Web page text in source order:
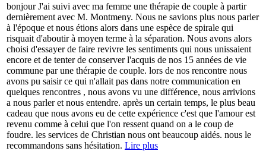
bonjour J'ai suivi avec ma femme une thérapie de couple à partir
dernièrement avec M. Montmeny. Nous ne savions plus nous parler
à l'époque et nous étions alors dans une espèce de spirale qui
risquait d'aboutir à moyen terme à la séparation. Nous avons alors
choisi d'essayer de faire revivre les sentiments qui nous unissaient
encore et de tenter de conserver l'acquis de nos 15 années de vie
commune par une thérapie de couple. lors de nos rencontre nous
avons pu saisir ce qui n'allait pas dans notre communication en
quelques rencontres , nous avons vu une différence, nous arrivions
a nous parler et nous entendre. après un certain temps, le plus beau
cadeau que nous avons eu de cette expérience c'est que l'amour est
revenu comme à celui que l'on ressent quand on a le coup de
foudre. les services de Christian nous ont beaucoup aidés. nous le
recommandons sans hésitation. Lire plus